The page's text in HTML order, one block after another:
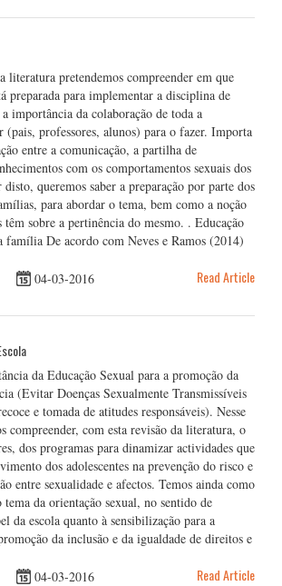
literatura pretendemos compreender em que
preparada para implementar a disciplina de
importância da colaboração de toda a
(pais, professores, alunos) para o fazer. Importa
entre a comunicação, a partilha de
com os comportamentos sexuais dos
disto, queremos saber a preparação por parte dos
para abordar o tema, bem como a noção
têm sobre a pertinência do mesmo. . Educação
família De acordo com Neves e Ramos (2014)
04-03-2016 Read Article
da Educação Sexual para a promoção da
(Evitar Doenças Sexualmente Transmissíveis
e tomada de atitudes responsáveis). Nesse
compreender, com esta revisão da literatura, o
dos programas para dinamizar actividades que
dos adolescentes na prevenção do risco e
entre sexualidade e afectos. Temos ainda como
da orientação sexual, no sentido de
da escola quanto à sensibilização para a
da inclusão e da igualdade de direitos e
04-03-2016 Read Article